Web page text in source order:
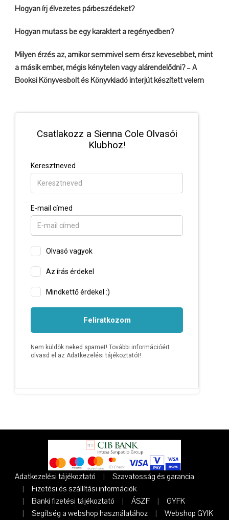
Hogyan írj élvezetes párbeszédeket?
Hogyan mutass be egy karaktert a regényedben?
Milyen érzés az, amikor semmivel sem érsz kevesebbet, mint
a másik ember, mégis kénytelen vagy alárendelődni? – A
Booksi Könyvesbolt és Könyvkiadó interjút készített velem
Adatkezelési tájékoztató
Szavatosság és garancia
Fizetési és szállítási információk
Banki fizetési tájékoztató
ÁSZF
GYFK
Segítség a webshop használatához
Webshop GYIK